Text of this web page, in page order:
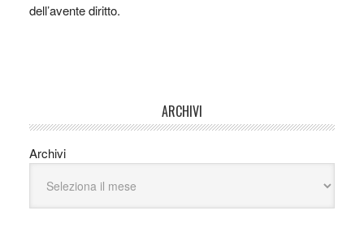
dell’avente diritto.
ARCHIVI
Archivi